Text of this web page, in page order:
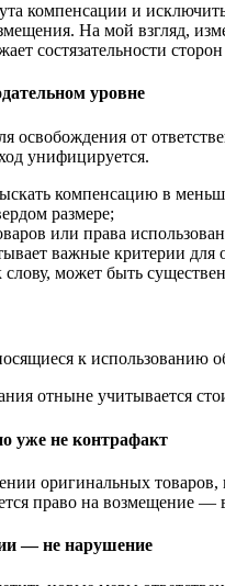
компенсации и
На мой взгляд,
состязательности
уровне
освобождения от
унифицируется.
компенсацию в
размере;
или права
важные критерии
может быть
к использованию
отныне учитывается
уже не контрафакт
оригинальных
право на возмещение
— не нарушение